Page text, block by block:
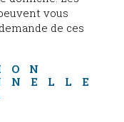
vous
de ces